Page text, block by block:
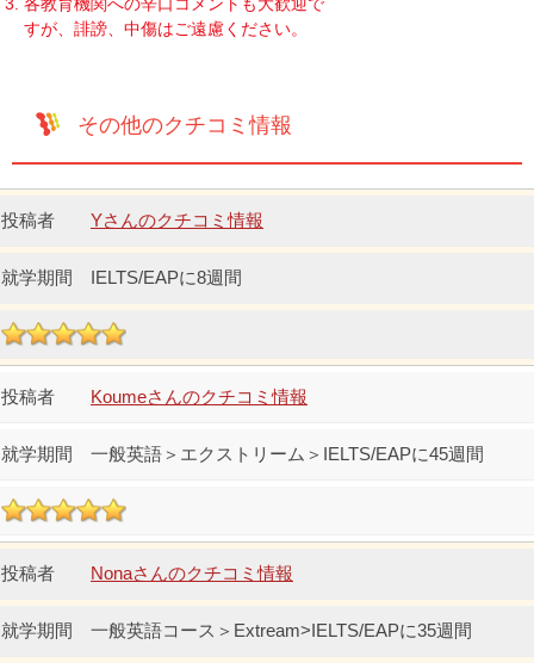
すが、誹謗、中傷はご遠慮ください。
その他のクチコミ情報
Yさんのクチコミ情報
IELTS/EAPに8週間
Koumeさんのクチコミ情報
一般英語＞エクストリーム＞IELTS/EAPに45週間
Nonaさんのクチコミ情報
一般英語コース＞Extream>IELTS/EAPに35週間